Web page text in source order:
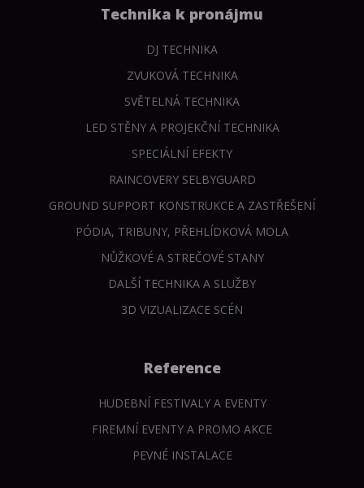
Technika k pronájmu
DJ TECHNIKA
ZVUKOVÁ TECHNIKA
SVĚTELNÁ TECHNIKA
LED STĚNY A PROJEKČNÍ TECHNIKA
SPECIÁLNÍ EFEKTY
RAINCOVERY SELBYGUARD
GROUND SUPPORT KONSTRUKCE A ZASTŘEŠENÍ
PÓDIA, TRIBUNY, PŘEHLÍDKOVÁ MOLA
NŮŽKOVÉ A STREČOVÉ STANY
DALŠÍ TECHNIKA A SLUŽBY
3D VIZUALIZACE SCÉN
Reference
HUDEBNÍ FESTIVALY A EVENTY
FIREMNÍ EVENTY A PROMO AKCE
PEVNÉ INSTALACE